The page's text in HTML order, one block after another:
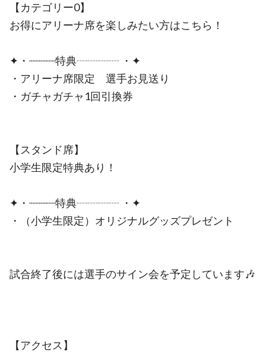
【カテゴリー0】
お得にアリーナ席を楽しみたい方はこちら！
✦・┈┈┈┈特典┈┈┈┈ ・✦
・アリーナ席限定 選手お見送り
・ガチャガチャ1回引換券
【スタンド席】
小学生限定特典あり！
✦・┈┈┈┈特典┈┈┈┈ ・✦
・（小学生限定）オリジナルグッズプレゼント
試合終了後には選手のサイン会を予定しています🎶
【アクセス】